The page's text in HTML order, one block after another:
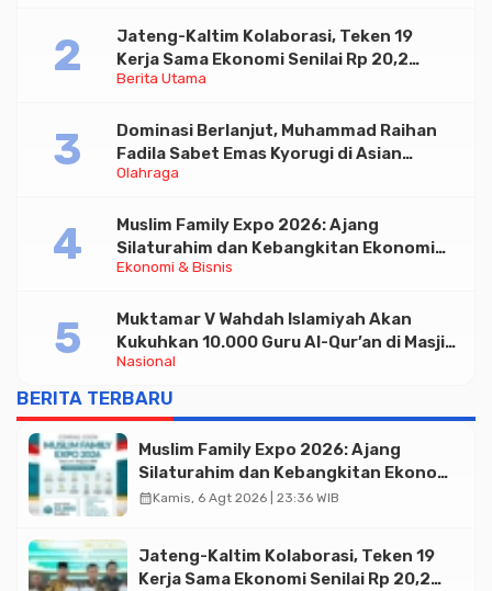
Berita Utama
Jateng-Kaltim Kolaborasi, Teken 19
Kerja Sama Ekonomi Senilai Rp 20,2
Triliun
Olahraga
Dominasi Berlanjut, Muhammad Raihan
Fadila Sabet Emas Kyorugi di Asian
Taekwondo Indonesia Open 2026
Ekonomi & Bisnis
Muslim Family Expo 2026: Ajang
Silaturahim dan Kebangkitan Ekonomi
Halal di Jakarta
Nasional
Muktamar V Wahdah Islamiyah Akan
Kukuhkan 10.000 Guru Al-Qur’an di Masjid
Istiqlal
BERITA TERBARU
Muslim Family Expo 2026: Ajang
Silaturahim dan Kebangkitan Ekonomi
Halal di Jakarta
calendar_monthKamis, 6 Agt 2026 | 23:36 WIB
Jateng-Kaltim Kolaborasi, Teken 19
Kerja Sama Ekonomi Senilai Rp 20,2